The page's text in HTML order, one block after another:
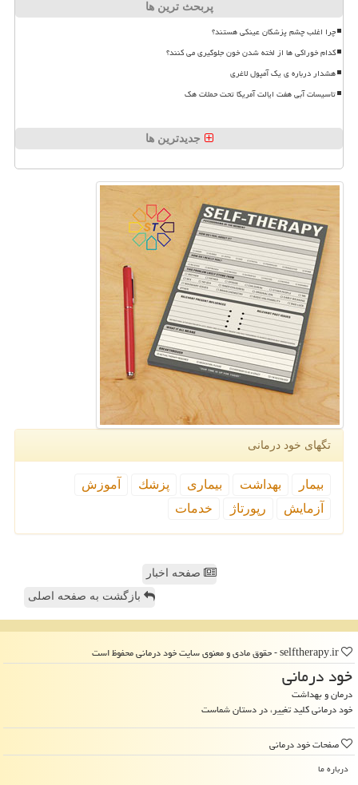
پربحث ترین ها
چرا اغلب چشم پزشکان عینکی هستند؟
کدام خوراکی ها از لخته شدن خون جلوگیری می کنند؟
هشدار درباره ی یک آمپول لاغری
تاسیسات آبی هفت ایالت آمریکا تحت حملات هک
جدیدترین ها
تگهای خود درمانی
بیمار بهداشت بیماری پزشك
آموزش
آزمایش
رپورتاژ خدمات
صفحه اخبار
بازگشت به صفحه اصلی
خود درمانی
درمان و بهداشت
خود درمانی کلید تغییر، در دستان شماست
صفحات خود درمانی
درباره ما